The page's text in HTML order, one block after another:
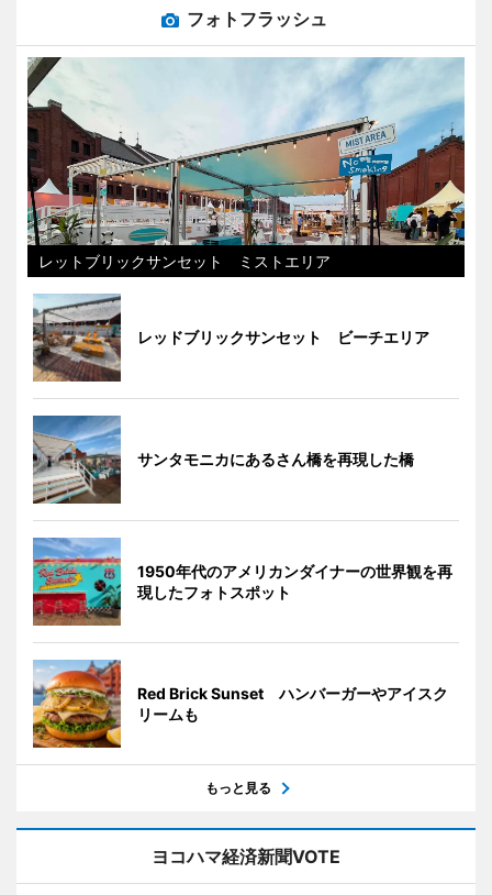
フォトフラッシュ
レットブリックサンセット ミストエリア
レッドブリックサンセット ビーチエリア
サンタモニカにあるさん橋を再現した橋
1950年代のアメリカンダイナーの世界観を再
現したフォトスポット
Red Brick Sunset ハンバーガーやアイスク
リームも
もっと見る
ヨコハマ経済新聞VOTE